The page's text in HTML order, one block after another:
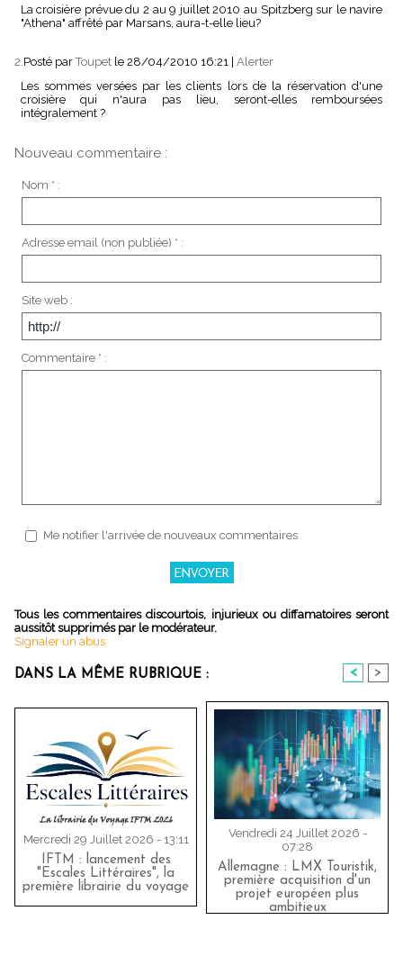
La croisière prévue du 2 au 9 juillet 2010 au Spitzberg sur le navire
"Athena" affrêté par Marsans, aura-t-elle lieu?
2.Posté parToupet le 28/04/2010 16:21 Alerter
Les sommes versées par les clients lors de la réservation d'une
croisière qui n'aura pas lieu, seront-elles remboursées
intégralement ?
Nouveau commentaire :
Nom * :
Adresse email (non publiée) * :
Site web :
Commentaire * :
Me notifier l'arrivée de nouveaux commentaires
Tous les commentaires discourtois, injurieux ou diffamatoires seront
aussitôt supprimés par le modérateur.
Signaler un abus
DANS LA MÊME RUBRIQUE : < >
Mercredi 29 Juillet 2026 - 13:11
IFTM : lancement des
"Escales Littéraires", la
première librairie du voyage
Vendredi 24 Juillet 2026 -
07:28
Allemagne : LMX Touristik,
première acquisition d'un
projet européen plus
ambitieux